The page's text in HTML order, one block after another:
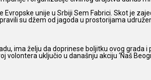
unije u Srbiji Sem Fabrici. Skot je
su džem od jagoda u prostorijama
ima želju da doprinese boljitku ovog grada
uključio u današnju akciju ‘Naš